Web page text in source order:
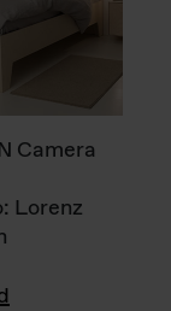
Camera
Lorenz